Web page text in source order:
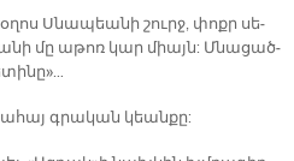
Սնա­պեա­նի շուրջ, փոքր սե­
մը ա­թոռ կար միայն: Մնա­ցած­
գրա­կան կեան­քը: